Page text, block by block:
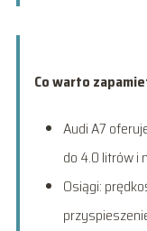
Co warto
Audi A7
do 4.0 litrów i
Osiągi: